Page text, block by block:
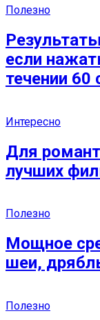
Полезно
если
течении 60
Интересно
Для
лучших
Полезно
Мощное
шеи,
Полезно